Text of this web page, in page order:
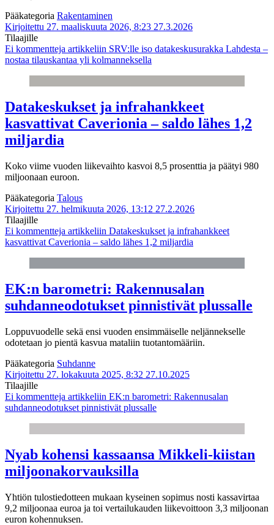
Pääkategoria Rakentaminen
Kirjoitettu 27. maaliskuuta 2026, 8:23 27.3.2026
Tilaajille
Ei kommentteja artikkeliin SRV:lle iso datakeskusurakka Lahdesta –
nostaa tilauskantaa yli kolmanneksella
Datakeskukset ja infrahankkeet
kasvattivat Caverionia – saldo lähes 1,2
miljardia
Koko viime vuoden liikevaihto kasvoi 8,5 prosenttia ja päätyi 980
miljoonaan euroon.
Pääkategoria Talous
Kirjoitettu 27. helmikuuta 2026, 13:12 27.2.2026
Tilaajille
Ei kommentteja artikkeliin Datakeskukset ja infrahankkeet
kasvattivat Caverionia – saldo lähes 1,2 miljardia
EK:n barometri: Rakennusalan
suhdanneodotukset pinnistivät plussalle
Loppuvuodelle sekä ensi vuoden ensimmäiselle neljännekselle
odotetaan jo pientä kasvua mataliin tuotantomääriin.
Pääkategoria Suhdanne
Kirjoitettu 27. lokakuuta 2025, 8:32 27.10.2025
Tilaajille
Ei kommentteja artikkeliin EK:n barometri: Rakennusalan
suhdanneodotukset pinnistivät plussalle
Nyab kohensi kassaansa Mikkeli-kiistan
miljoonakorvauksilla
Yhtiön tulostiedotteen mukaan kyseinen sopimus nosti kassavirtaa
9,2 miljoonaa euroa ja toi vertailukauden liikevoittoon 3,3 miljoonan
euron kohennuksen.